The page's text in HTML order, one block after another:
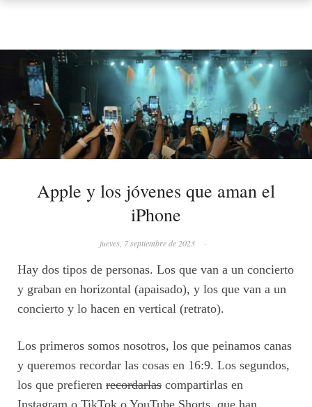
Apple y los jóvenes que aman el
iPhone
jueves, 7 septiembre de 2023 ·
Hay dos tipos de personas. Los que van a un concierto
y graban en horizontal (apaisado), y los que van a un
concierto y lo hacen en vertical (retrato).
Los primeros somos nosotros, los que peinamos canas
y queremos recordar las cosas en 16:9. Los segundos,
los que prefieren recordarlas compartirlas en
Instagram o TikTok o YouTube Shorts, que han